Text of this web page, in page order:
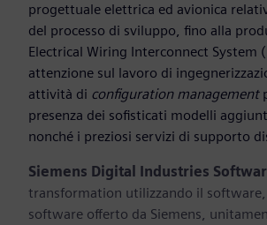
progettuale elettrica ed avionica
del processo di sviluppo, fino alla
Electrical Wiring Interconnect System
attenzione sul lavoro di
attività di configuration management
presenza dei sofisticati modelli
nonché i preziosi servizi di supporto
Siemens Digital Industries
transformation utilizzando il software,
software offerto da Siemens,